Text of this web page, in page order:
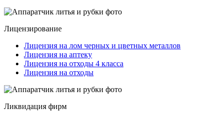
Лицензирование
Лицензия на лом черных и цветных металлов
Лицензия на аптеку
Лицензия на отходы 4 класса
Лицензия на отходы
Ликвидация фирм